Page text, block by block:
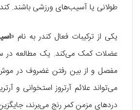
طولانی یا آسیب‌های ورزشی باشند.
یکی از ترکیبات فعال کندر به نام «
مفصل و از بین رفتن غضروف در
می‌تواند علائم آرتروز استخوانی و
دردهای مزمن کمر رنج می‌برند،